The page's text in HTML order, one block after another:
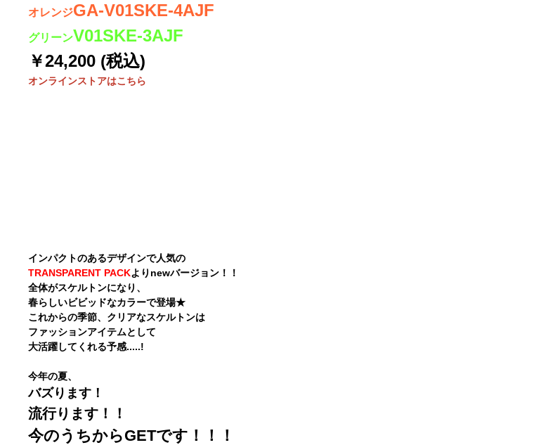
オレンジGA-V01SKE-4AJF
グリーンV01SKE-3AJF
￥24,200 (税込)
オンラインストアはこちら
インパクトのあるデザインで人気の
TRANSPARENT PACKよりnewバージョン！！
全体がスケルトンになり、
春らしいビビッドなカラーで登場★
これからの季節、クリアなスケルトンは
ファッションアイテムとして
大活躍してくれる予感.....!
今年の夏、
バズります！
流行ります！！
今のうちからGETです！！！